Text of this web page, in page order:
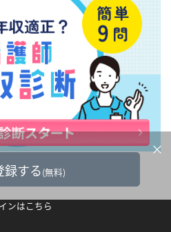
×
録する(無料)
ンはこちら